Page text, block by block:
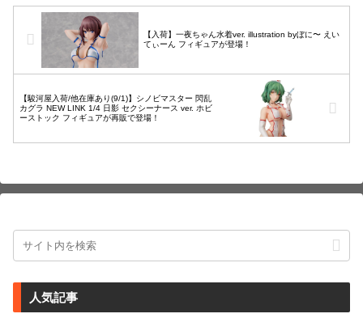
【入荷】一夜ちゃん水着ver. illustration byぼに〜 えい
てぃーん フィギュアが登場！
【駿河屋入荷/他在庫あり(9/1)】シノビマスター 閃乱
カグラ NEW LINK 1/4 日影 セクシーナース ver. ホビ
ーストック フィギュアが再販で登場！
人気記事